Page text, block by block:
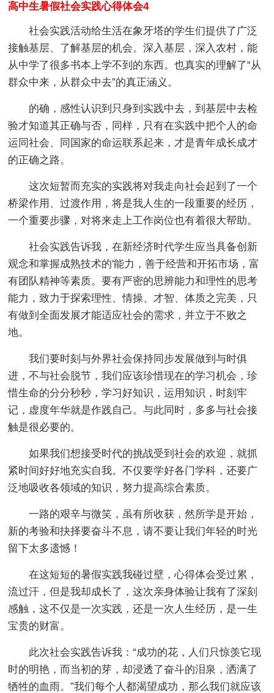
高中生暑假社会实践心得体会4
社会实践活动给生活在象牙塔的学生们提供了广泛
接触基层、了解基层的机会。深入基层，深入农村，能
从中学了很多书本上学不到的东西。也真实的理解了“从
群众中来，从群众中去”的真正涵义。
的确，感性认识到只身到实践中去，到基层中去检
验才知道其正确与否，同样，只有在实践中把个人的命
运同社会、同国家的命运联系起来，才是青年成长成才
的正确之路。
这次短暂而充实的实践将对我走向社会起到了一个
桥梁作用、过渡作用，将是我人生的一段重要的经历，
一个重要步骤，对将来走上工作岗位也有着很大帮助。
社会实践告诉我，在新经济时代学生应当具备创新
观念和掌握成熟技术的'能力，善于经营和开拓市场，富
有团队精神等素质。要有严密的思辨能力和理性的思考
能力，致力于探索理性、情操、才智、体质之完美，只
有做到全面发展才能适应社会的需求，并立于不败之
地。
我们要时刻与外界社会保持同步发展做到与时俱
进，不与社会脱节，我们应该珍惜现在的学习机会，珍
惜生命的分分秒秒，学习好知识，运用知识，时刻牢
记，虚度年华就是作践自己。与此同时，多多与社会接
触是很必要的。
如果我们想接受时代的挑战受到社会的欢迎，就抓
紧时间好好地充实自我。不仅要学好各门学科，还要广
泛地吸收各领域的知识，努力提高综合素质。
一路的艰辛与微笑，虽有所收获，然所学是开始，
新的考验和抉择要奋斗不息，请不要让我们年轻的时光
留下太多遗憾！
在这短短的暑假实践我碰过壁，心得体会受过累，
流过汗，但是我却成长了，这次亲身体验让我有了深刻
感触，这不仅是一次实践，还是一次人生经历，是一生
宝贵的财富。
此次社会实践告诉我：“成功的花，人们只惊羡它现
时的明艳，而当初的芽，却浸透了奋斗的泪泉，洒满了
牺牲的血雨。”我们每个人都渴望成功，那么我们就应该